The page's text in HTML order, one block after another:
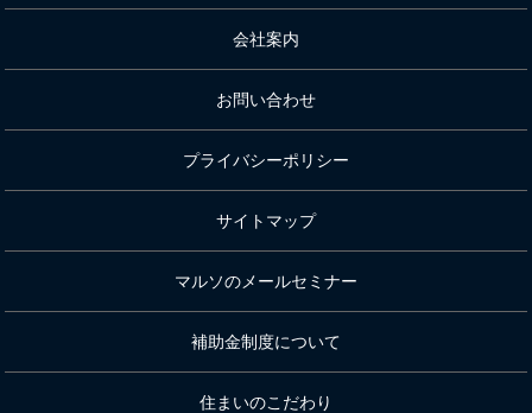
会社案内
お問い合わせ
プライバシーポリシー
サイトマップ
マルソのメールセミナー
補助金制度について
住まいのこだわり